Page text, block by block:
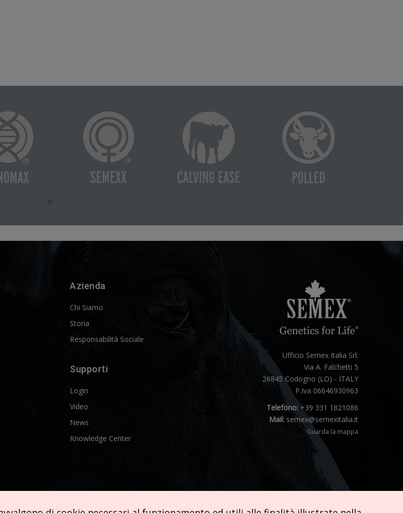
Azienda
Chi Siamo
Storia
Responsabilità Sociale
Supporti
Login
Video
News
Knowledge Center
Ufficio Semex Italia Srl:
Via A. Falchetti 5
26845 Codogno (LO) - ITALY
P.Iva 06646930963
Telefono:+39 331 1821086
Mail: semex@semexitalia.it
Guarda la mappa